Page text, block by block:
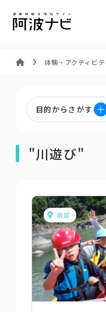
体験・アクティビテ
目的からさがす
"川遊び"
南部